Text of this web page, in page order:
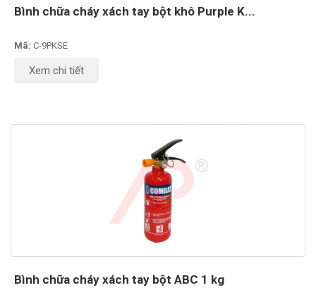
Bình chữa cháy xách tay bột khô Purple K...
Mã: C-9PKSE
Xem chi tiết
Bình chữa cháy xách tay bột ABC 1 kg